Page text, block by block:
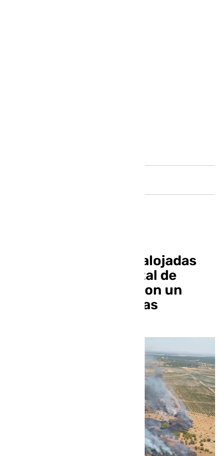
Cuatro personas desalojadas
por el incendio forestal de
Villablanca, Huelva, con un
herido por quemaduras